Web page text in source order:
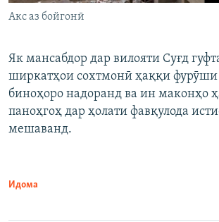
Акс аз бойгонӣ
Як мансабдор дар вилояти Суғд
ширкатҳои сохтмонӣ ҳаққи фурӯши
биноҳоро надоранд ва ин маконҳо
паноҳгоҳ дар ҳолати фавқулода
мешаванд.
Идома